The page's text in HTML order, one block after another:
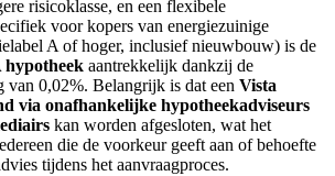
risicoklasse, en een flexibele
voor kopers van energiezuinige
A of hoger, inclusief nieuwbouw) is de
hypotheek aantrekkelijk dankzij de
van 0,02%. Belangrijk is dat een Vista
via onafhankelijke hypotheekadviseurs
kan worden afgesloten, wat het
die de voorkeur geeft aan of behoefte
tijdens het aanvraagproces.